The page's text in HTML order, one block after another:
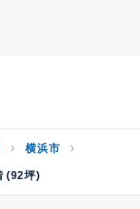
横浜市
(92坪)